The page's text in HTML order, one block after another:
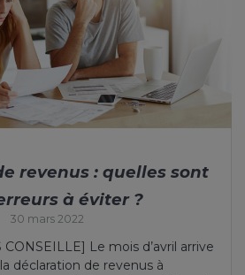
revenus : quelles sont
à éviter ?
30 mars 2022
CONSEILLE] Le mois d’avril arrive
déclaration de revenus à